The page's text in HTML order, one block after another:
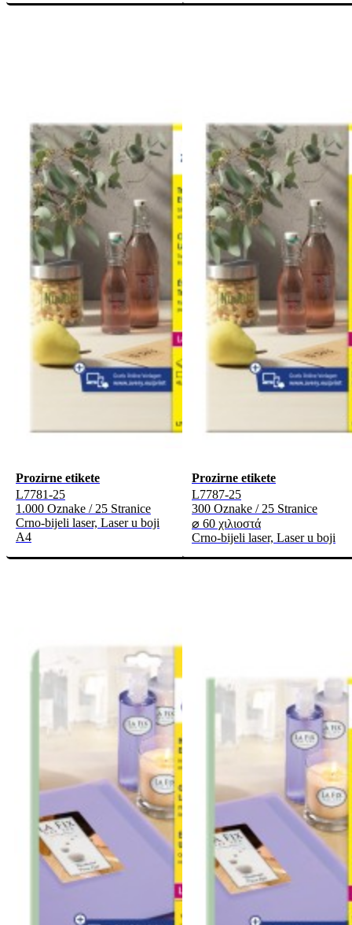
Prozirne etikete
L7781-25
1.000 Oznake / 25 Stranice
Crno-bijeli laser, Laser u boji
A4
Prozirne etikete
L7787-25
300 Oznake / 25 Stranice
⌀ 60 χιλιοστά
Crno-bijeli laser, Laser u boji